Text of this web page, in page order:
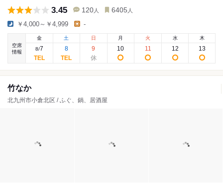
3.45 120 人 6405 人
￥4,000～￥4,999 -
空席
情報
金
8/7
土
8
日
9
月
10
火
11
水
12
木
13
竹なか
北九州市小倉北区 / ふぐ、鍋、居酒屋